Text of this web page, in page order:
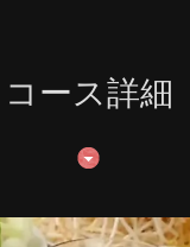
コース詳細